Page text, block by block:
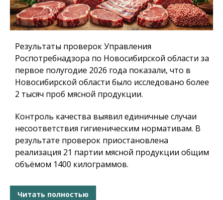
Результаты проверок Управления
Роспотребнадзора по Новосибирской области за
первое полугодие 2026 года показали, что в
Новосибирской области было исследовано более
2 тысяч проб мясной продукции.
Контроль качества выявил единичные случаи
несоответствия гигиеническим нормативам. В
результате проверок приостановлена
реализация 21 партии мясной продукции общим
объёмом 1400 килограммов.
Читать полностью